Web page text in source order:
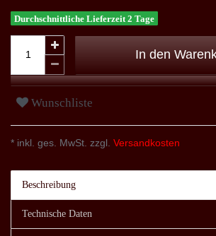
Durchschnittliche Lieferzeit 2 Tage
In den
Wunschliste
* inkl. ges. MwSt. zzgl. Versandkosten
Beschreibung
Technische Daten